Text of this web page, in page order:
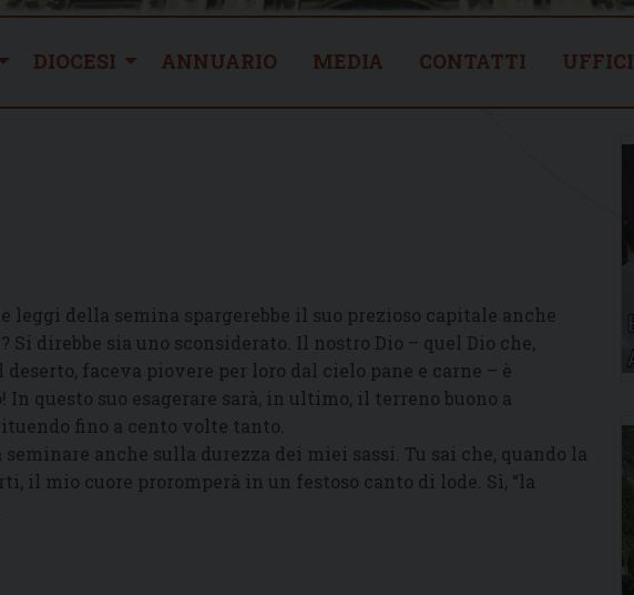
DIOCESI ANNUARIO MEDIA CONTATTI UFFICI
leggi della semina spargerebbe il suo prezioso capitale anche
Si direbbe sia uno sconsiderato. Il nostro Dio – quel Dio che,
faceva piovere per loro dal cielo pane e carne – è
In questo suo esagerare sarà, in ultimo, il terreno buono a
fino a cento volte tanto.
anche sulla durezza dei miei sassi. Tu sai che, quando la
il mio cuore proromperà in un festoso canto di lode. Sì, “la